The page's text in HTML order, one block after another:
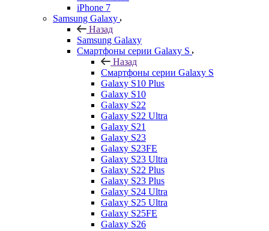
iPhone 7
Samsung Galaxy
Назад
Samsung Galaxy
Смартфоны серии Galaxy S
Назад
Смартфоны серии Galaxy S
Galaxy S10 Plus
Galaxy S10
Galaxy S22
Galaxy S22 Ultra
Galaxy S21
Galaxy S23
Galaxy S23FE
Galaxy S23 Ultra
Galaxy S22 Plus
Galaxy S23 Plus
Galaxy S24 Ultra
Galaxy S25 Ultra
Galaxy S25FE
Galaxy S26